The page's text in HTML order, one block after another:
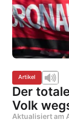
Artikel
Der
Volk
Aktualisiert am